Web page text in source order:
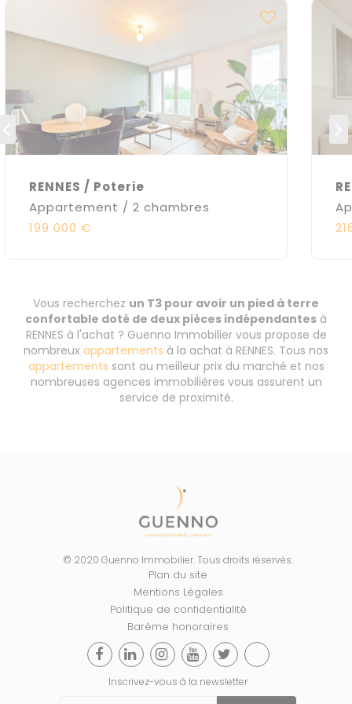
RENNES / Poterie
Appartement / 2 chambres
199 000 €
Vous recherchez un T3 pour avoir un pied à terre
confortable doté de deux pièces indépendantes à
RENNES à l'achat ? Guenno Immobilier vous propose de
nombreux appartements à la achat à RENNES. Tous nos
appartements sont au meilleur prix du marché et nos
nombreuses agences immobilières vous assurent un
service de proximité.
© 2020 Guenno Immobilier. Tous droits réservés.
Plan du site
Mentions Légales
Politique de confidentialité
Barème honoraires
Inscrivez-vous à la newsletter